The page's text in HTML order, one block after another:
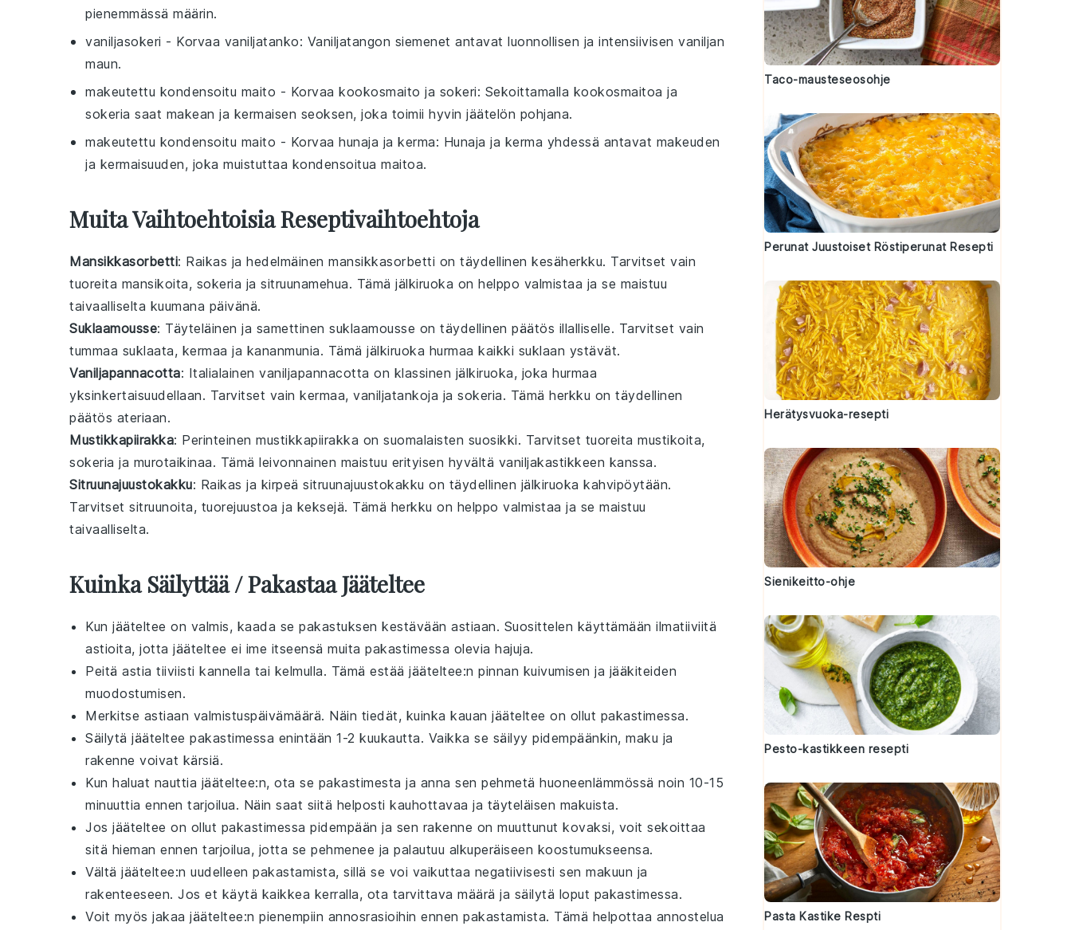
pienemmässä määrin.
vaniljasokeri - Korvaa vaniljatanko: Vaniljatangon siemenet antavat luonnollisen ja intensiivisen vaniljan
maun.
makeutettu kondensoitu maito - Korvaa kookosmaito ja sokeri: Sekoittamalla kookosmaitoa ja
sokeria saat makean ja kermaisen seoksen, joka toimii hyvin jäätelön pohjana.
makeutettu kondensoitu maito - Korvaa hunaja ja kerma: Hunaja ja kerma yhdessä antavat makeuden
ja kermaisuuden, joka muistuttaa kondensoitua maitoa.
Muita Vaihtoehtoisia Reseptivaihtoehtoja
Mansikkasorbetti: Raikas ja hedelmäinen mansikkasorbetti on täydellinen kesäherkku. Tarvitset vain
tuoreita mansikoita, sokeria ja sitruunamehua. Tämä jälkiruoka on helppo valmistaa ja se maistuu
taivaalliselta kuumana päivänä.
Suklaamousse: Täyteläinen ja samettinen suklaamousse on täydellinen päätös illalliselle. Tarvitset vain
tummaa suklaata, kermaa ja kananmunia. Tämä jälkiruoka hurmaa kaikki suklaan ystävät.
Vaniljapannacotta: Italialainen vaniljapannacotta on klassinen jälkiruoka, joka hurmaa
yksinkertaisuudellaan. Tarvitset vain kermaa, vaniljatankoja ja sokeria. Tämä herkku on täydellinen
päätös ateriaan.
Mustikkapiirakka: Perinteinen mustikkapiirakka on suomalaisten suosikki. Tarvitset tuoreita mustikoita,
sokeria ja murotaikinaa. Tämä leivonnainen maistuu erityisen hyvältä vaniljakastikkeen kanssa.
Sitruunajuustokakku: Raikas ja kirpeä sitruunajuustokakku on täydellinen jälkiruoka kahvipöytään.
Tarvitset sitruunoita, tuorejuustoa ja keksejä. Tämä herkku on helppo valmistaa ja se maistuu
taivaalliselta.
Kuinka Säilyttää / Pakastaa Jääteltee
Kun jääteltee on valmis, kaada se pakastuksen kestävään astiaan. Suosittelen käyttämään ilmatiiviitä
astioita, jotta jääteltee ei ime itseensä muita pakastimessa olevia hajuja.
Peitä astia tiiviisti kannella tai kelmulla. Tämä estää jääteltee:n pinnan kuivumisen ja jääkiteiden
muodostumisen.
Merkitse astiaan valmistuspäivämäärä. Näin tiedät, kuinka kauan jääteltee on ollut pakastimessa.
Säilytä jääteltee pakastimessa enintään 1-2 kuukautta. Vaikka se säilyy pidempäänkin, maku ja
rakenne voivat kärsiä.
Kun haluat nauttia jääteltee:n, ota se pakastimesta ja anna sen pehmetä huoneenlämmössä noin 10-15
minuuttia ennen tarjoilua. Näin saat siitä helposti kauhottavaa ja täyteläisen makuista.
Jos jääteltee on ollut pakastimessa pidempään ja sen rakenne on muuttunut kovaksi, voit sekoittaa
sitä hieman ennen tarjoilua, jotta se pehmenee ja palautuu alkuperäiseen koostumukseensa.
Vältä jääteltee:n uudelleen pakastamista, sillä se voi vaikuttaa negatiivisesti sen makuun ja
rakenteeseen. Jos et käytä kaikkea kerralla, ota tarvittava määrä ja säilytä loput pakastimessa.
Voit myös jakaa jääteltee:n pienempiin annosrasioihin ennen pakastamista. Tämä helpottaa annostelua
Taco-mausteseosohje
Perunat Juustoiset Röstiperunat Resepti
Herätysvuoka-resepti
Sienikeitto-ohje
Pesto-kastikkeen resepti
Pasta Kastike Respti